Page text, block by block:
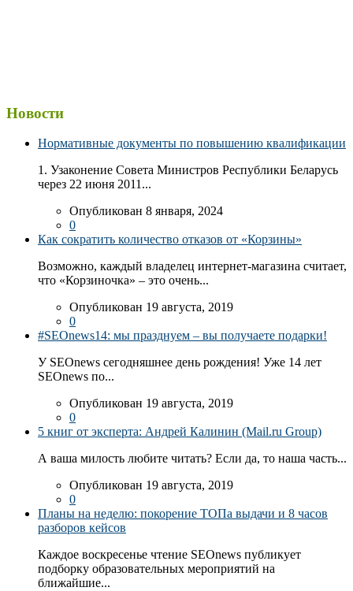
Новости
Нормативные документы по повышению квалификации
1. Узаконение Совета Министров Республики Беларусь
через 22 июня 2011...
Опубликован 8 января, 2024
0
Как сократить количество отказов от «Корзины»
Возможно, каждый владелец интернет-магазина считает,
что «Корзиночка» – это очень...
Опубликован 19 августа, 2019
0
#SEOnews14: мы празднуем – вы получаете подарки!
У SEOnews сегодняшнее день рождения! Уже 14 лет
SEOnews по...
Опубликован 19 августа, 2019
0
5 книг от эксперта: Андрей Калинин (Mail.ru Group)
А ваша милость любите читать? Если да, то наша часть...
Опубликован 19 августа, 2019
0
Планы на неделю: покорение ТОПа выдачи и 8 часов
разборов кейсов
Каждое воскресенье чтение SEOnews публикует
подборку образовательных мероприятий на
ближайшие...